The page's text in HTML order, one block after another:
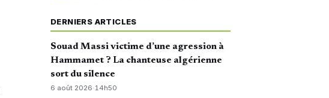
DERNIERS ARTICLES
Souad Massi victime d’une agression à
Hammamet ? La chanteuse algérienne
sort du silence
6 août 2026·14h50